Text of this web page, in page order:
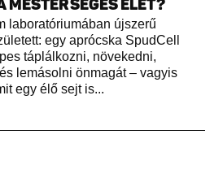
MESTERSÉGES ÉLET?
laboratóriumában újszerű
egy aprócska SpudCell
táplálkozni, növekedni,
lemásolni önmagát – vagyis
egy élő sejt is...